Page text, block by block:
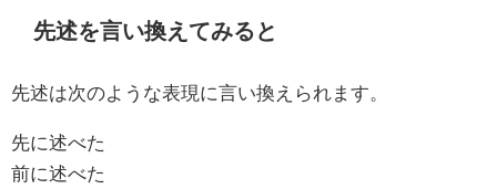
先述を言い換えてみると
先述は次のような表現に言い換えられます。
先に述べた
前に述べた